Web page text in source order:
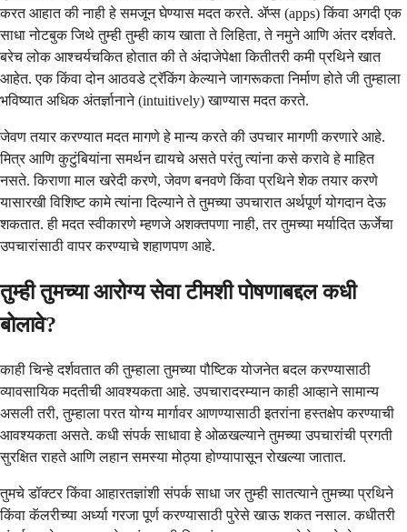
करत आहात की नाही हे समजून घेण्यास मदत करते. ॲप्स (apps) किंवा अगदी एक
साधा नोटबुक जिथे तुम्ही तुम्ही काय खाता ते लिहिता, ते नमुने आणि अंतर दर्शवते.
बरेच लोक आश्चर्यचकित होतात की ते अंदाजेपेक्षा कितीतरी कमी प्रथिने खात
आहेत. एक किंवा दोन आठवडे ट्रॅकिंग केल्याने जागरूकता निर्माण होते जी तुम्हाला
भविष्यात अधिक अंतर्ज्ञानाने (intuitively) खाण्यास मदत करते.
जेवण तयार करण्यात मदत मागणे हे मान्य करते की उपचार मागणी करणारे आहे.
मित्र आणि कुटुंबियांना समर्थन द्यायचे असते परंतु त्यांना कसे करावे हे माहित
नसते. किराणा माल खरेदी करणे, जेवण बनवणे किंवा प्रथिने शेक तयार करणे
यासारखी विशिष्ट कामे त्यांना दिल्याने ते तुमच्या उपचारात अर्थपूर्ण योगदान देऊ
शकतात. ही मदत स्वीकारणे म्हणजे अशक्तपणा नाही, तर तुमच्या मर्यादित ऊर्जेचा
उपचारांसाठी वापर करण्याचे शहाणपण आहे.
तुम्ही तुमच्या आरोग्य सेवा टीमशी पोषणाबद्दल कधी
बोलावे?
काही चिन्हे दर्शवतात की तुम्हाला तुमच्या पौष्टिक योजनेत बदल करण्यासाठी
व्यावसायिक मदतीची आवश्यकता आहे. उपचारादरम्यान काही आव्हाने सामान्य
असली तरी, तुम्हाला परत योग्य मार्गावर आणण्यासाठी इतरांना हस्तक्षेप करण्याची
आवश्यकता असते. कधी संपर्क साधावा हे ओळखल्याने तुमच्या उपचारांची प्रगती
सुरक्षित राहते आणि लहान समस्या मोठ्या होण्यापासून रोखल्या जातात.
तुमचे डॉक्टर किंवा आहारतज्ञांशी संपर्क साधा जर तुम्ही सातत्याने तुमच्या प्रथिने
किंवा कॅलरीच्या अर्ध्या गरजा पूर्ण करण्यासाठी पुरेसे खाऊ शकत नसाल. कधीतरी